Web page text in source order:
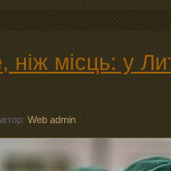
місць: у
Web admin